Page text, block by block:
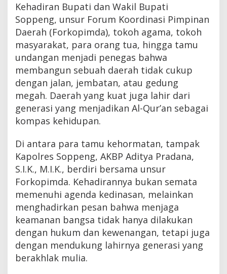
Kehadiran Bupati dan Wakil Bupati
Soppeng, unsur Forum Koordinasi Pimpinan
Daerah (Forkopimda), tokoh agama, tokoh
masyarakat, para orang tua, hingga tamu
undangan menjadi penegas bahwa
membangun sebuah daerah tidak cukup
dengan jalan, jembatan, atau gedung
megah. Daerah yang kuat juga lahir dari
generasi yang menjadikan Al-Qur’an sebagai
kompas kehidupan.
Di antara para tamu kehormatan, tampak
Kapolres Soppeng, AKBP Aditya Pradana,
S.I.K., M.I.K., berdiri bersama unsur
Forkopimda. Kehadirannya bukan semata
memenuhi agenda kedinasan, melainkan
menghadirkan pesan bahwa menjaga
keamanan bangsa tidak hanya dilakukan
dengan hukum dan kewenangan, tetapi juga
dengan mendukung lahirnya generasi yang
berakhlak mulia.